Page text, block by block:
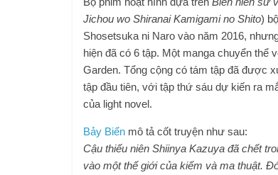
Jichou wo Shiranai Kamigami no Shito)
Shosetsuka ni Naro vào năm 2016,
hiện đã có 6 tập. Một manga chuyển thể
Garden. Tổng cộng có tám tập đã được
tập đầu tiên, với tập thứ sáu dự kiến ​​ra
của light novel.
Bảy Biển mô tả cốt truyện như sau:
Cậu thiếu niên Shiinya Kazuya đã chết
vào một thế giới của kiếm và ma thuật.